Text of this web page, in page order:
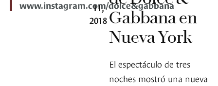
www.instagram.com/dolce&gabbana
11,
2018 Gabbana en
Nueva York
El espectáculo de tres
noches mostró una nueva